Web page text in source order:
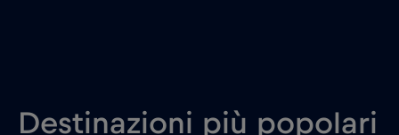
Destinazioni più popolari